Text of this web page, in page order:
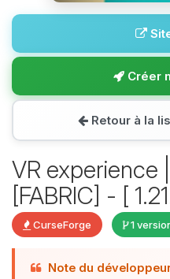
Créer
Retour à la
VR experience
[FABRIC] - [
CurseForge 1
Note du
Youpi, enfin
assistant